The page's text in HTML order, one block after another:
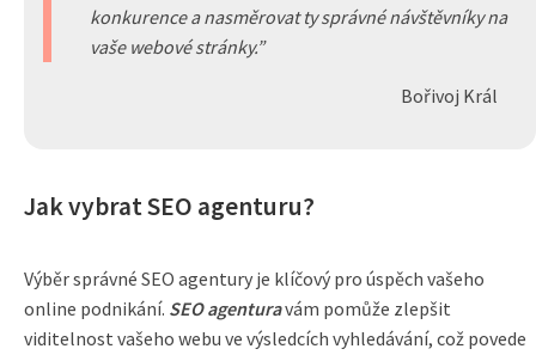
konkurence a nasměrovat ty správné návštěvníky na
vaše webové stránky.
Bořivoj Král
Jak vybrat SEO agenturu?
Výběr správné SEO agentury je klíčový pro úspěch vašeho
online podnikání. SEO agenturavám pomůže zlepšit
viditelnost vašeho webu ve výsledcích vyhledávání, což povede